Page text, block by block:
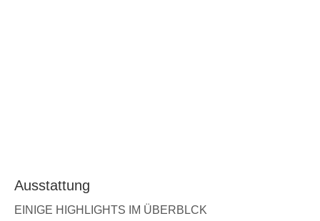
Ausstattung
EINIGE HIGHLIGHTS IM ÜBERBLCK